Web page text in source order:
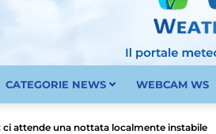
CATEGORIE NEWS WEBCAM WS
ci attende una nottata localmente instabile